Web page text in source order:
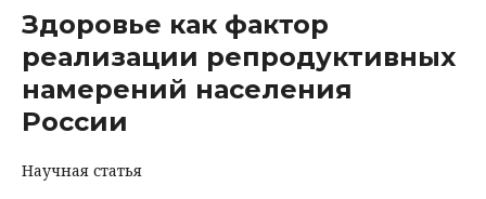
Здоровье как фактор
реализации репродуктивных
намерений населения
России
Научная статья